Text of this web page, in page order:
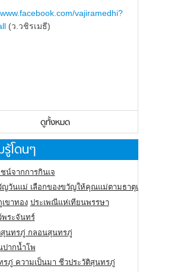
vajiramedhi?
(ว.วชิรเมธี)
ดูทั้งหมด
โดนๆ
น์จากการกินเจ
ญวันแม่ เลือกของขวัญให้คุณแม่ตามธาตุเกิด
ขาทอง ประเพณีแห่เทียนพรรษา
พระจันทร์
สุนทรภู่ กลอนสุนทรภู่
ปากน้ำโพ
รภู่ ความเป็นมา ชีวประวัติสุนทรภู่